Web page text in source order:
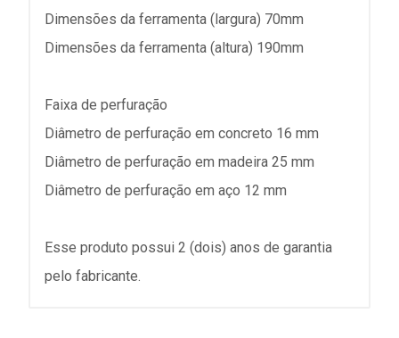
Dimensões da ferramenta (largura) 70mm
Dimensões da ferramenta (altura) 190mm
Faixa de perfuração
Diâmetro de perfuração em concreto 16 mm
Diâmetro de perfuração em madeira 25 mm
Diâmetro de perfuração em aço 12 mm
Esse produto possui 2 (dois) anos de garantia
pelo fabricante.